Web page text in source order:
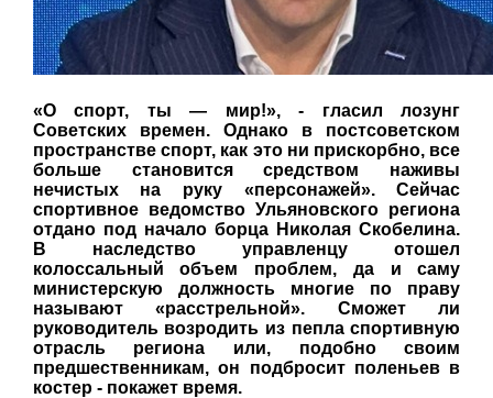
«О спорт, ты — мир!», - гласил лозунг
Советских времен. Однако в постсоветском
пространстве спорт, как это ни прискорбно, все
больше становится средством наживы
нечистых на руку «персонажей». Сейчас
спортивное ведомство Ульяновского региона
отдано под начало борца Николая Скобелина.
В наследство управленцу отошел
колоссальный объем проблем, да и саму
министерскую должность многие по праву
называют «расстрельной». Сможет ли
руководитель возродить из пепла спортивную
отрасль региона или, подобно своим
предшественникам, он подбросит поленьев в
костер - покажет время.